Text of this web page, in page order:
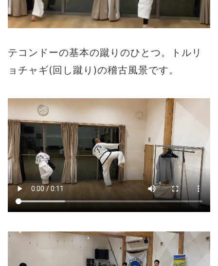
テコンドーの基本の蹴りのひとつ。トルリ
ョチャギ(回し蹴り)の稽古風景です。